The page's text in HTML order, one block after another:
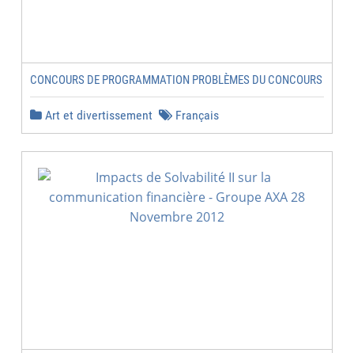
CONCOURS DE PROGRAMMATION PROBLÈMES DU CONCOURS
Art et divertissement Français